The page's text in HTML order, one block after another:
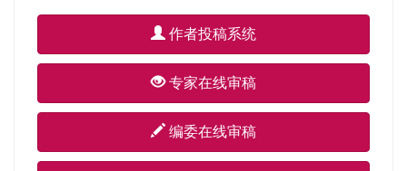
作者投稿系统
专家在线审稿
编委在线审稿